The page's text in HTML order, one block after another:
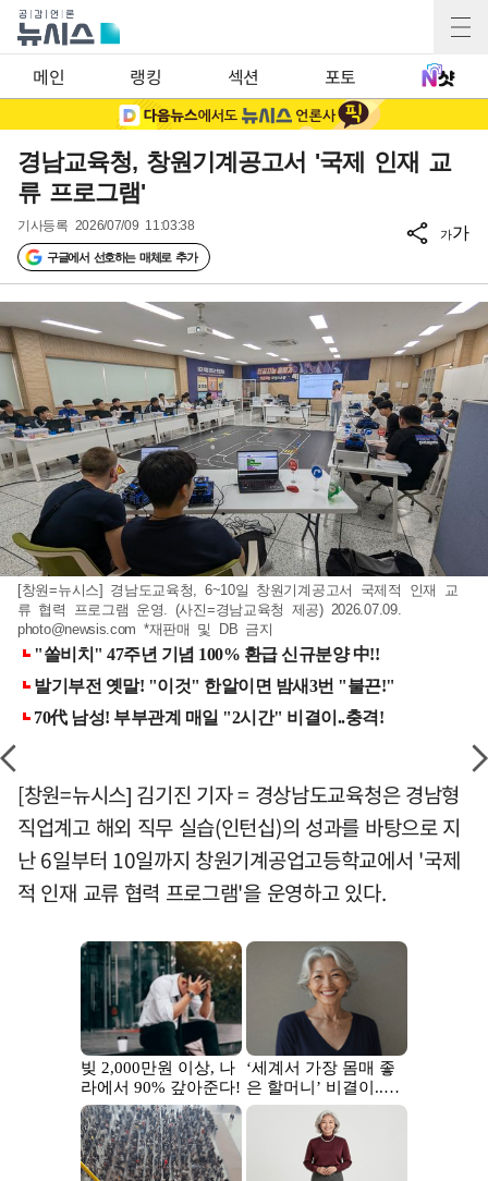
메인 랭킹 섹션 포토
경남교육청, 창원기계공고서 '국제 인재 교
류 프로그램'
기사등록 2026/07/09 11:03:38
구글에서 선호하는 매체로 추가
가가
[창원=뉴시스] 경남도교육청, 6~10일 창원기계공고서 국제적 인재 교
류 협력 프로그램 운영. (사진=경남교육청 제공) 2026.07.09.
photo@newsis.com *재판매 및 DB 금지
[창원=뉴시스] 김기진 기자 = 경상남도교육청은 경남형
직업계고 해외 직무 실습(인턴십)의 성과를 바탕으로 지
난 6일부터 10일까지 창원기계공업고등학교에서 '국제
적 인재 교류 협력 프로그램'을 운영하고 있다.